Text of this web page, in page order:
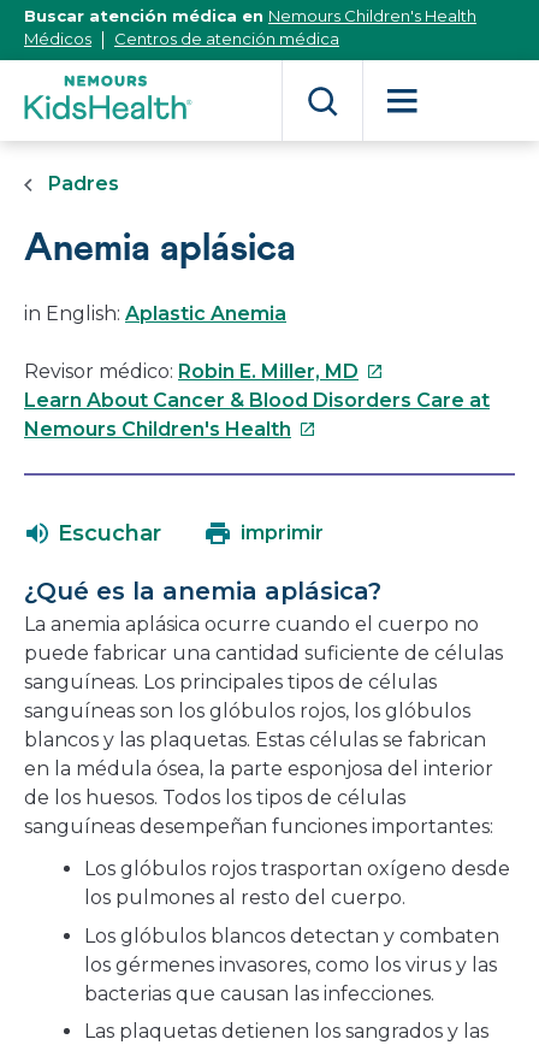
[Skip
Content]
Buscar atención médica en Nemours Children's Health
Médicos
Centros de atención médica
Padres
Anemia aplásica
in English: Aplastic Anemia
Revisor médico: Robin E. Miller, MD Este
enlace
Learn About Cancer & Blood Disorders Care at
Nemours Children's Health Este
en
nueva
ventana
Escuchar imprimir
¿Qué es la anemia aplásica?
La anemia aplásica ocurre cuando el cuerpo no
puede fabricar una cantidad suficiente de células
sanguíneas. Los principales tipos de células
sanguíneas son los glóbulos rojos, los glóbulos
blancos y las plaquetas. Estas células se fabrican
en la médula ósea, la parte esponjosa del interior
de los huesos. Todos los tipos de células
sanguíneas desempeñan funciones importantes:
Los glóbulos rojos trasportan oxígeno desde
los pulmones al resto del cuerpo.
Los glóbulos blancos detectan y combaten
los gérmenes invasores, como los virus y las
bacterias que causan las infecciones.
Las plaquetas detienen los sangrados y las